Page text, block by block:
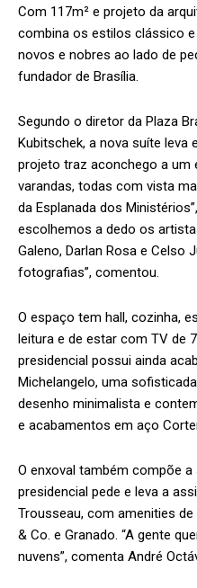
Com 117m² e projeto da
combina os estilos clássico
novos e nobres ao lado de
fundador de Brasília.
Segundo o diretor da Plaza
Kubitschek, a nova suíte leva
projeto traz aconchego a um
varandas, todas com vista
da Esplanada dos
escolhemos a dedo os
Galeno, Darlan Rosa e Celso
fotografias”, comentou.
O espaço tem hall, cozinha,
leitura e de estar com TV de
presidencial possui ainda
Michelangelo, uma
desenho minimalista e
e acabamentos em aço
O enxoval também compõe
presidencial pede e leva a
Trousseau, com amenities
& Co. e Granado. “A gente
nuvens”, comenta André